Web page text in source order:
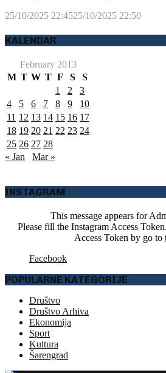
25/10/2025 22:4525/10/2025 22:50
KALENDAR
February 2013
M T W T F S
S
1
2
3
4
5 6 7 8 9
10
11 12 13 14 15 16 17
18 19 20 21 22 23 24
25 26 27 28
« Jan
Mar »
INSTAGRAM
This message appears for
Please fill the Instagram Access
Access Token by go to
Facebook
POPULARNE KATEGORIJE
Društvo
Društvo Arhiva
Ekonomija
Sport
Kultura
Šarengrad